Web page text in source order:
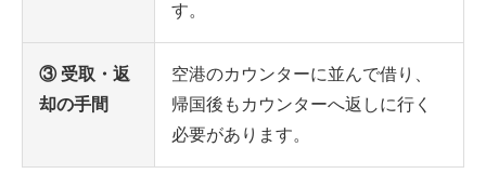
す。
③ 受取・返
却の手間
空港のカウンターに並んで借り、
帰国後もカウンターへ返しに行く
必要があります。